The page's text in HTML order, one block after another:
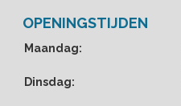
OPENINGSTIJDEN
Maandag:
Dinsdag: